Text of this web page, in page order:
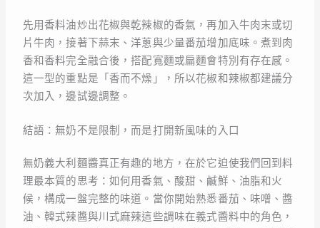
先用香料油炒出花椒與乾辣椒的香氣，再加入牛肉末或切
片牛肉，接著下蒜末、洋蔥與少量番茄增加底味。煮到肉
香和香料完全融合後，搭配寬麵或扁麵會特別有存在感。
這一型的重點是「香而不燥」，所以花椒和辣椒都建議分
次加入，邊試邊調整。
結語：無奶不是限制，而是打開新風味的入口
無奶義大利麵醬真正有趣的地方，在於它迫使我們回到料
理最本質的思考：如何用香氣、酸甜、鹹鮮、油脂和火
候，構成一盤完整的味道。當你開始熟悉番茄、味噌、醬
油、韓式辣醬與川式麻辣這些調味在義式醬料中的角色，